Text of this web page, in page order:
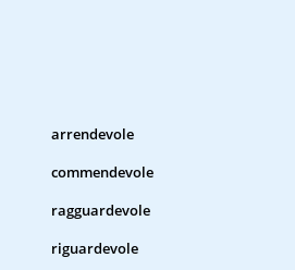
arrendevole
commendevole
ragguardevole
riguardevole